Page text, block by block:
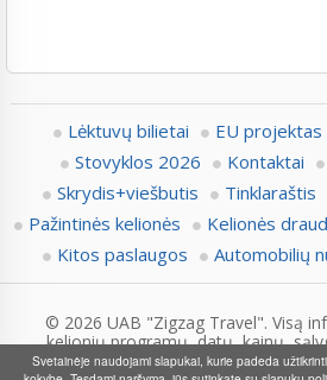
Lėktuvų bilietai EU projektas
Stovyklos 2026
Kontaktai
Skrydis+viešbutis
Tinklaraštis
Pažintinės kelionės
Kelionės
Kitos paslaugos
Automobilių
© 2026 UAB "Zigzag Travel". Visą
kelionių programų, datų, kainų,
pasitikslinti su Zigzag.lt
Svetainėje naudojami slapukai, kurie padeda